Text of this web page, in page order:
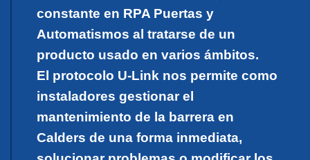
constante en RPA Puertas y
Automatismos al tratarse de un
producto usado en varios ámbitos.
El protocolo U-Link nos permite como
instaladores gestionar el
mantenimiento de la barrera en
Calders de una forma inmediata,